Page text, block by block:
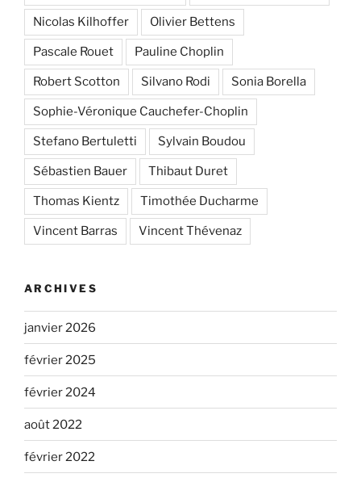
Nicolas Kilhoffer Olivier Bettens
Pascale Rouet Pauline Choplin
Robert Scotton Silvano Rodi Sonia Borella
Sophie-Véronique Cauchefer-Choplin
Stefano Bertuletti Sylvain Boudou
Sébastien Bauer Thibaut Duret
Thomas Kientz Timothée Ducharme
Vincent Barras Vincent Thévenaz
ARCHIVES
janvier 2026
février 2025
février 2024
août 2022
février 2022